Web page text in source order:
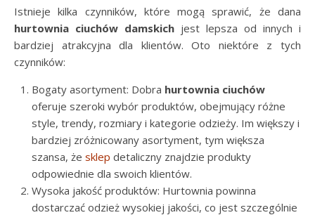
Istnieje kilka czynników, które mogą sprawić, że dana
hurtownia ciuchów damskich jest lepsza od innych i
bardziej atrakcyjna dla klientów. Oto niektóre z tych
czynników:
Bogaty asortyment: Dobra hurtownia ciuchów
oferuje szeroki wybór produktów, obejmujący różne
style, trendy, rozmiary i kategorie odzieży. Im większy i
bardziej zróżnicowany asortyment, tym większa
szansa, że sklep detaliczny znajdzie produkty
odpowiednie dla swoich klientów.
Wysoka jakość produktów: Hurtownia powinna
dostarczać odzież wysokiej jakości, co jest szczególnie